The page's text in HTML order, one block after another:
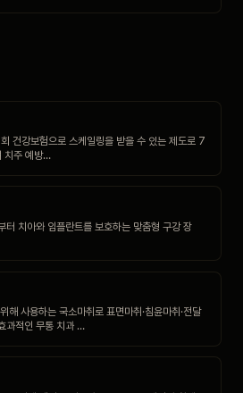
건강보험으로 스케일링을 받을 수 있는 제도로 7
치주 예방…
터 치아와 임플란트를 보호하는 맞춤형 구강 장
해 사용하는 국소마취로 표면마취·침윤마취·전달
과적인 무통 치과 …